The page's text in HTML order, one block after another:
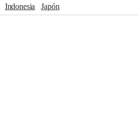
Indonesia Japón